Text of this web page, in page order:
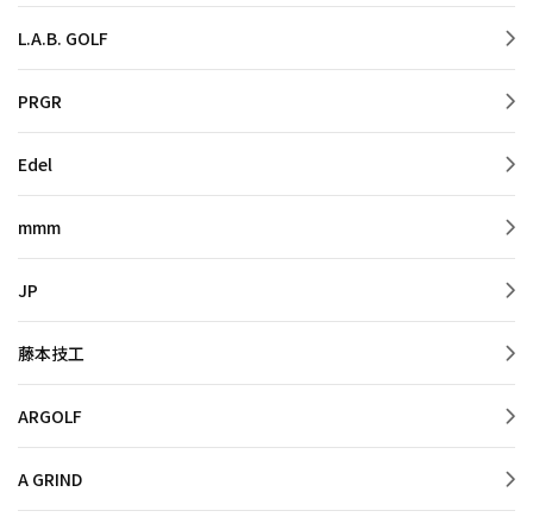
L.A.B. GOLF
PRGR
Edel
mmm
JP
藤本技工
ARGOLF
A GRIND